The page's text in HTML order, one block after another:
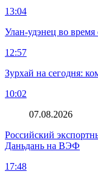
13:04
Улан-удэнец во
12:57
Зурхай на сегодня:
10:02
07.08.2026
Российский
Даньдань на ВЭФ
17:48